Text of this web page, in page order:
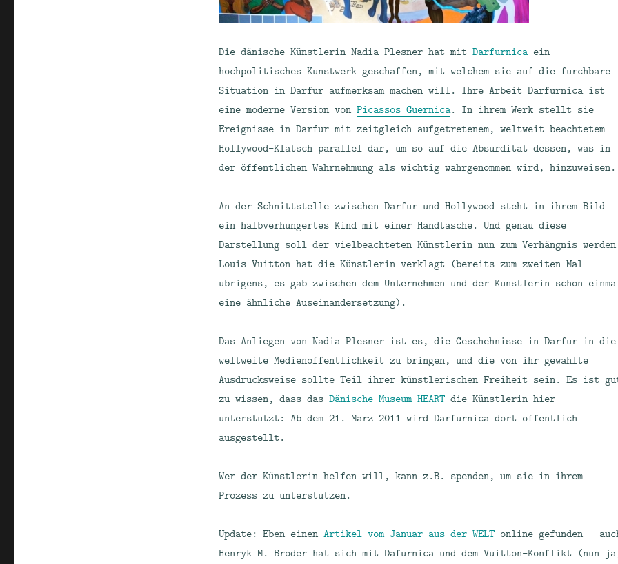
Die dänische Künstlerin Nadia Plesner hat mit Darfurnica ein
hochpolitisches Kunstwerk geschaffen, mit welchem sie auf die furchbare
Situation in Darfur aufmerksam machen will. Ihre Arbeit Darfurnica ist
eine moderne Version von Picassos Guernica. In ihrem Werk stellt sie
Ereignisse in Darfur mit zeitgleich aufgetretenem, weltweit beachtetem
Hollywood-Klatsch parallel dar, um so auf die Absurdität dessen, was in
der öffentlichen Wahrnehmung als wichtig wahrgenommen wird, hinzuweisen.
An der Schnittstelle zwischen Darfur und Hollywood steht in ihrem Bild
ein halbverhungertes Kind mit einer Handtasche. Und genau diese
Darstellung soll der vielbeachteten Künstlerin nun zum Verhängnis
Louis Vuitton hat die Künstlerin verklagt (bereits zum zweiten Mal
übrigens, es gab zwischen dem Unternehmen und der Künstlerin schon
eine ähnliche Auseinandersetzung).
Das Anliegen von Nadia Plesner ist es, die Geschehnisse in Darfur in die
weltweite Medienöffentlichkeit zu bringen, und die von ihr gewählte
Ausdrucksweise sollte Teil ihrer künstlerischen Freiheit sein. Es ist
zu wissen, dass das Dänische Museum HEARTdie Künstlerin hier
unterstützt: Ab dem 21. März 2011 wird Darfurnica dort öffentlich
ausgestellt.
Wer der Künstlerin helfen will, kann z.B. spenden, um sie in ihrem
Prozess zu unterstützen.
Update: Eben einen Artikel vom Januar aus der WELTonline gefunden –
Henryk M. Broder hat sich mit Dafurnica und dem Vuitton-Konflikt (nun